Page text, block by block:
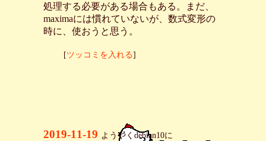
処理する必要がある場合もある。まだ、
maximaには慣れていないが、数式変形の
時に、使おうと思う。
[ツッコミを入れる]
2019-11-19 ようやくdebian10に